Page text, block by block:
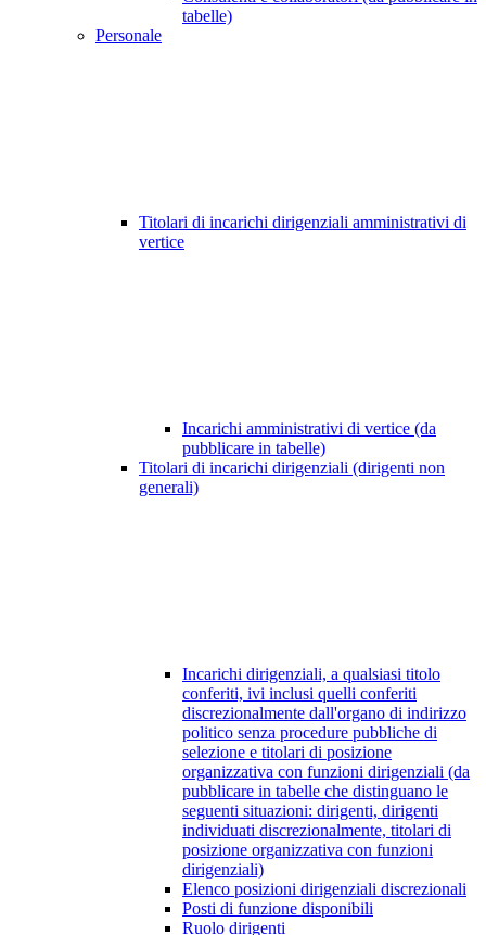
tabelle)
Personale
Titolari di incarichi dirigenziali amministrativi di
vertice
Incarichi amministrativi di vertice (da
pubblicare in tabelle)
Titolari di incarichi dirigenziali (dirigenti non
generali)
Incarichi dirigenziali, a qualsiasi titolo
conferiti, ivi inclusi quelli conferiti
discrezionalmente dall'organo di indirizzo
politico senza procedure pubbliche di
selezione e titolari di posizione
organizzativa con funzioni dirigenziali (da
pubblicare in tabelle che distinguano le
seguenti situazioni: dirigenti, dirigenti
individuati discrezionalmente, titolari di
posizione organizzativa con funzioni
dirigenziali)
Elenco posizioni dirigenziali discrezionali
Posti di funzione disponibili
Ruolo dirigenti